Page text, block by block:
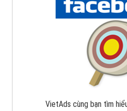
VietAds cùng bạn tìm